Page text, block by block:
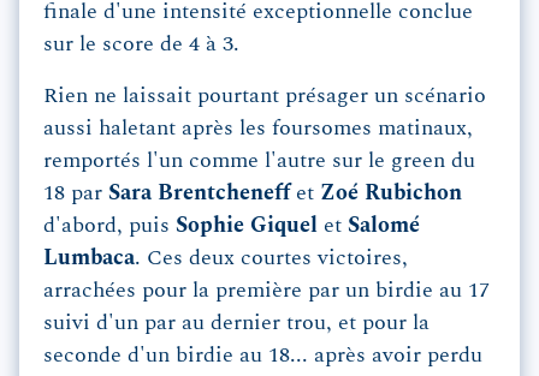
finale d'une intensité exceptionnelle conclue
sur le score de 4 à 3.
Rien ne laissait pourtant présager un scénario
aussi haletant après les foursomes matinaux,
remportés l'un comme l'autre sur le green du
18 par Sara Brentcheneffet Zoé Rubichon
d'abord, puis Sophie Giquel et Salomé
Lumbaca. Ces deux courtes victoires,
arrachées pour la première par un birdie au 17
suivi d'un par au dernier trou, et pour la
seconde d'un birdie au 18... après avoir perdu